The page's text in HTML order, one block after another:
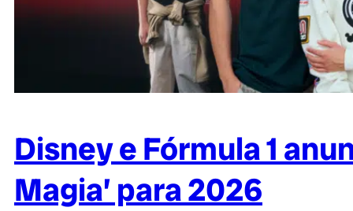
Disney e Fórmula 1
Magia’ para 2026